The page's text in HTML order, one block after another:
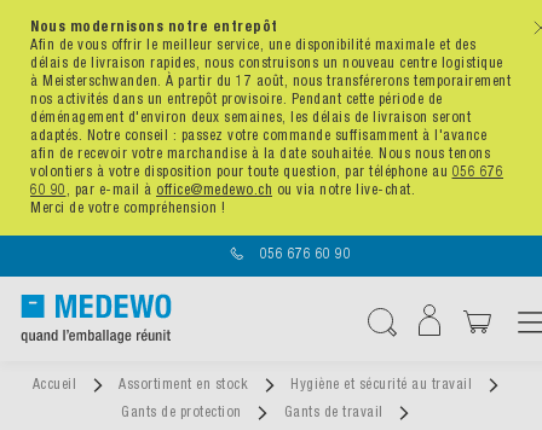
x
Nous modernisons notre entrepôt
Afin de vous offrir le meilleur service, une disponibilité maximale et des
délais de livraison rapides, nous construisons un nouveau centre logistique
à Meisterschwanden. À partir du 17 août, nous transférerons temporairement
nos activités dans un entrepôt provisoire. Pendant cette période de
déménagement d'environ deux semaines, les délais de livraison seront
adaptés. Notre conseil : passez votre commande suffisamment à l'avance
afin de recevoir votre marchandise à la date souhaitée. Nous nous tenons
volontiers à votre disposition pour toute question, par téléphone au 056 676
60 90 , par e-mail à office@medewo.ch ou via notre live-chat.
Merci de votre compréhension !
056 676 60 90
Accueil Assortiment en stock
Hygiène et sécurité au travail
Gants de protection
Gants de travail